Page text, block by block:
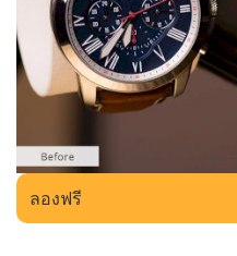
ลองฟรี